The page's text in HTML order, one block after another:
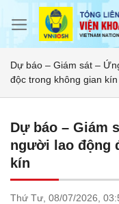
Dự báo – Giám sát –
độc trong không gian kín
Dự báo – Giám
người lao động
kín
Thứ Tư, 08/07/2026,